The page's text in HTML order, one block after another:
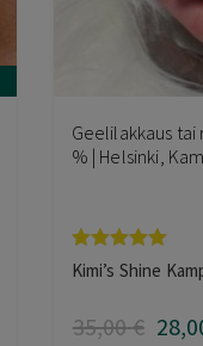
Geelilakkaus
% | Helsinki,
Arvostelu
tuotteesta:
Kimi’s Shine
35,00€ 28